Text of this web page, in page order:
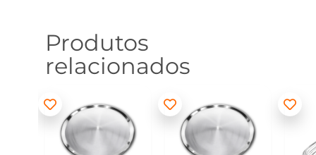
Produtos
relacionados